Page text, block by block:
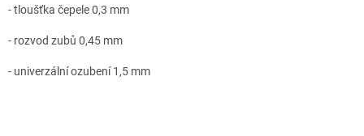
- tloušťka čepele 0,3 mm
- rozvod zubů 0,45 mm
- univerzální ozubení 1,5 mm